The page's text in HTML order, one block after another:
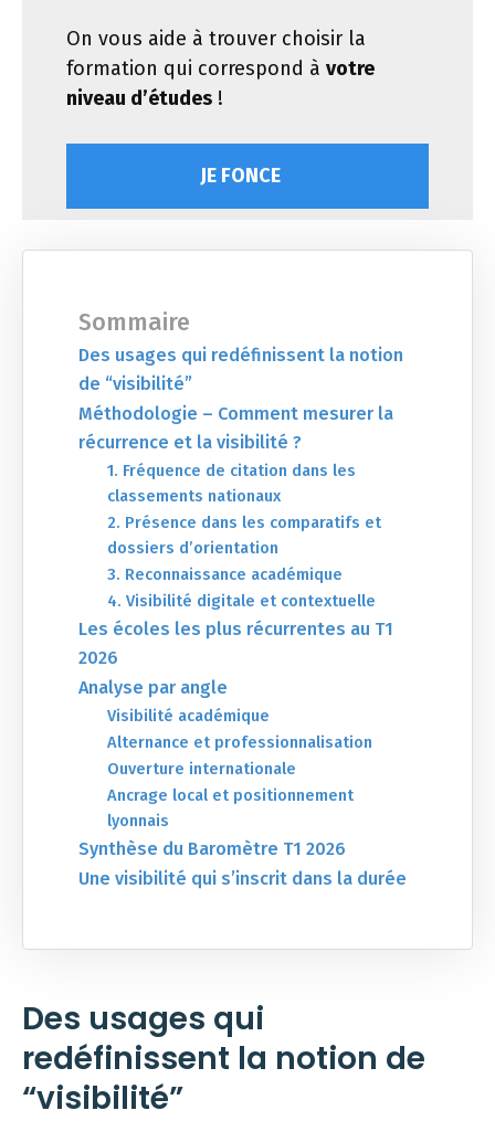
On vous aide à trouver choisir la
formation qui correspond à votre
niveau d’études !
JE FONCE
Sommaire
Des usages qui redéfinissent la notion
de “visibilité”
Méthodologie – Comment mesurer la
récurrence et la visibilité ?
1. Fréquence de citation dans les
classements nationaux
2. Présence dans les comparatifs et
dossiers d’orientation
3. Reconnaissance académique
4. Visibilité digitale et contextuelle
Les écoles les plus récurrentes au T1
2026
Analyse par angle
Visibilité académique
Alternance et professionnalisation
Ouverture internationale
Ancrage local et positionnement
lyonnais
Synthèse du Baromètre T1 2026
Une visibilité qui s’inscrit dans la durée
Des usages qui
redéfinissent la notion de
“visibilité”